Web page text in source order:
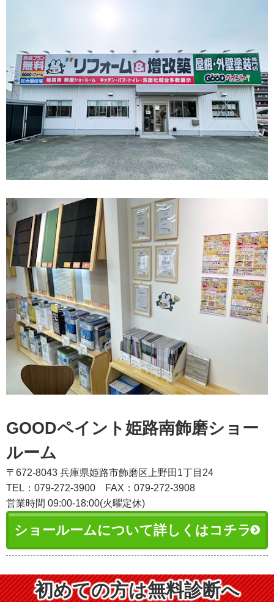
GOODペイント姫路南飾磨ショー
ルーム
〒672-8043 兵庫県姫路市飾磨区上野田1丁目24
TEL：079-272-3900
FAX：079-272-3908
営業時間 09:00-18:00(火曜定休)
ショールームについて詳しくはコチラ
初めての方は無料診断へ